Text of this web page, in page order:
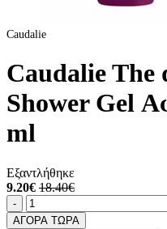
Caudalie
Caudalie The
Shower Gel
ml
Εξαντλήθηκε
9.20€ 18.40€
Ποσότητα
-product.increase.quantity
ΑΓΟΡΑ ΤΩΡΑ